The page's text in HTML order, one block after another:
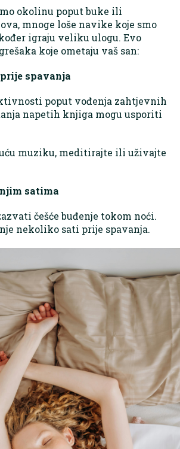
okolinu poput buke ili
mnoge loše navike koje smo
igraju veliku ulogu. Evo
koje ometaju vaš san:
spavanja
poput vođenja zahtjevnih
napetih knjiga mogu usporiti
muziku, meditirajte ili uživajte
satima
češće buđenje tokom noći.
nekoliko sati prije spavanja.